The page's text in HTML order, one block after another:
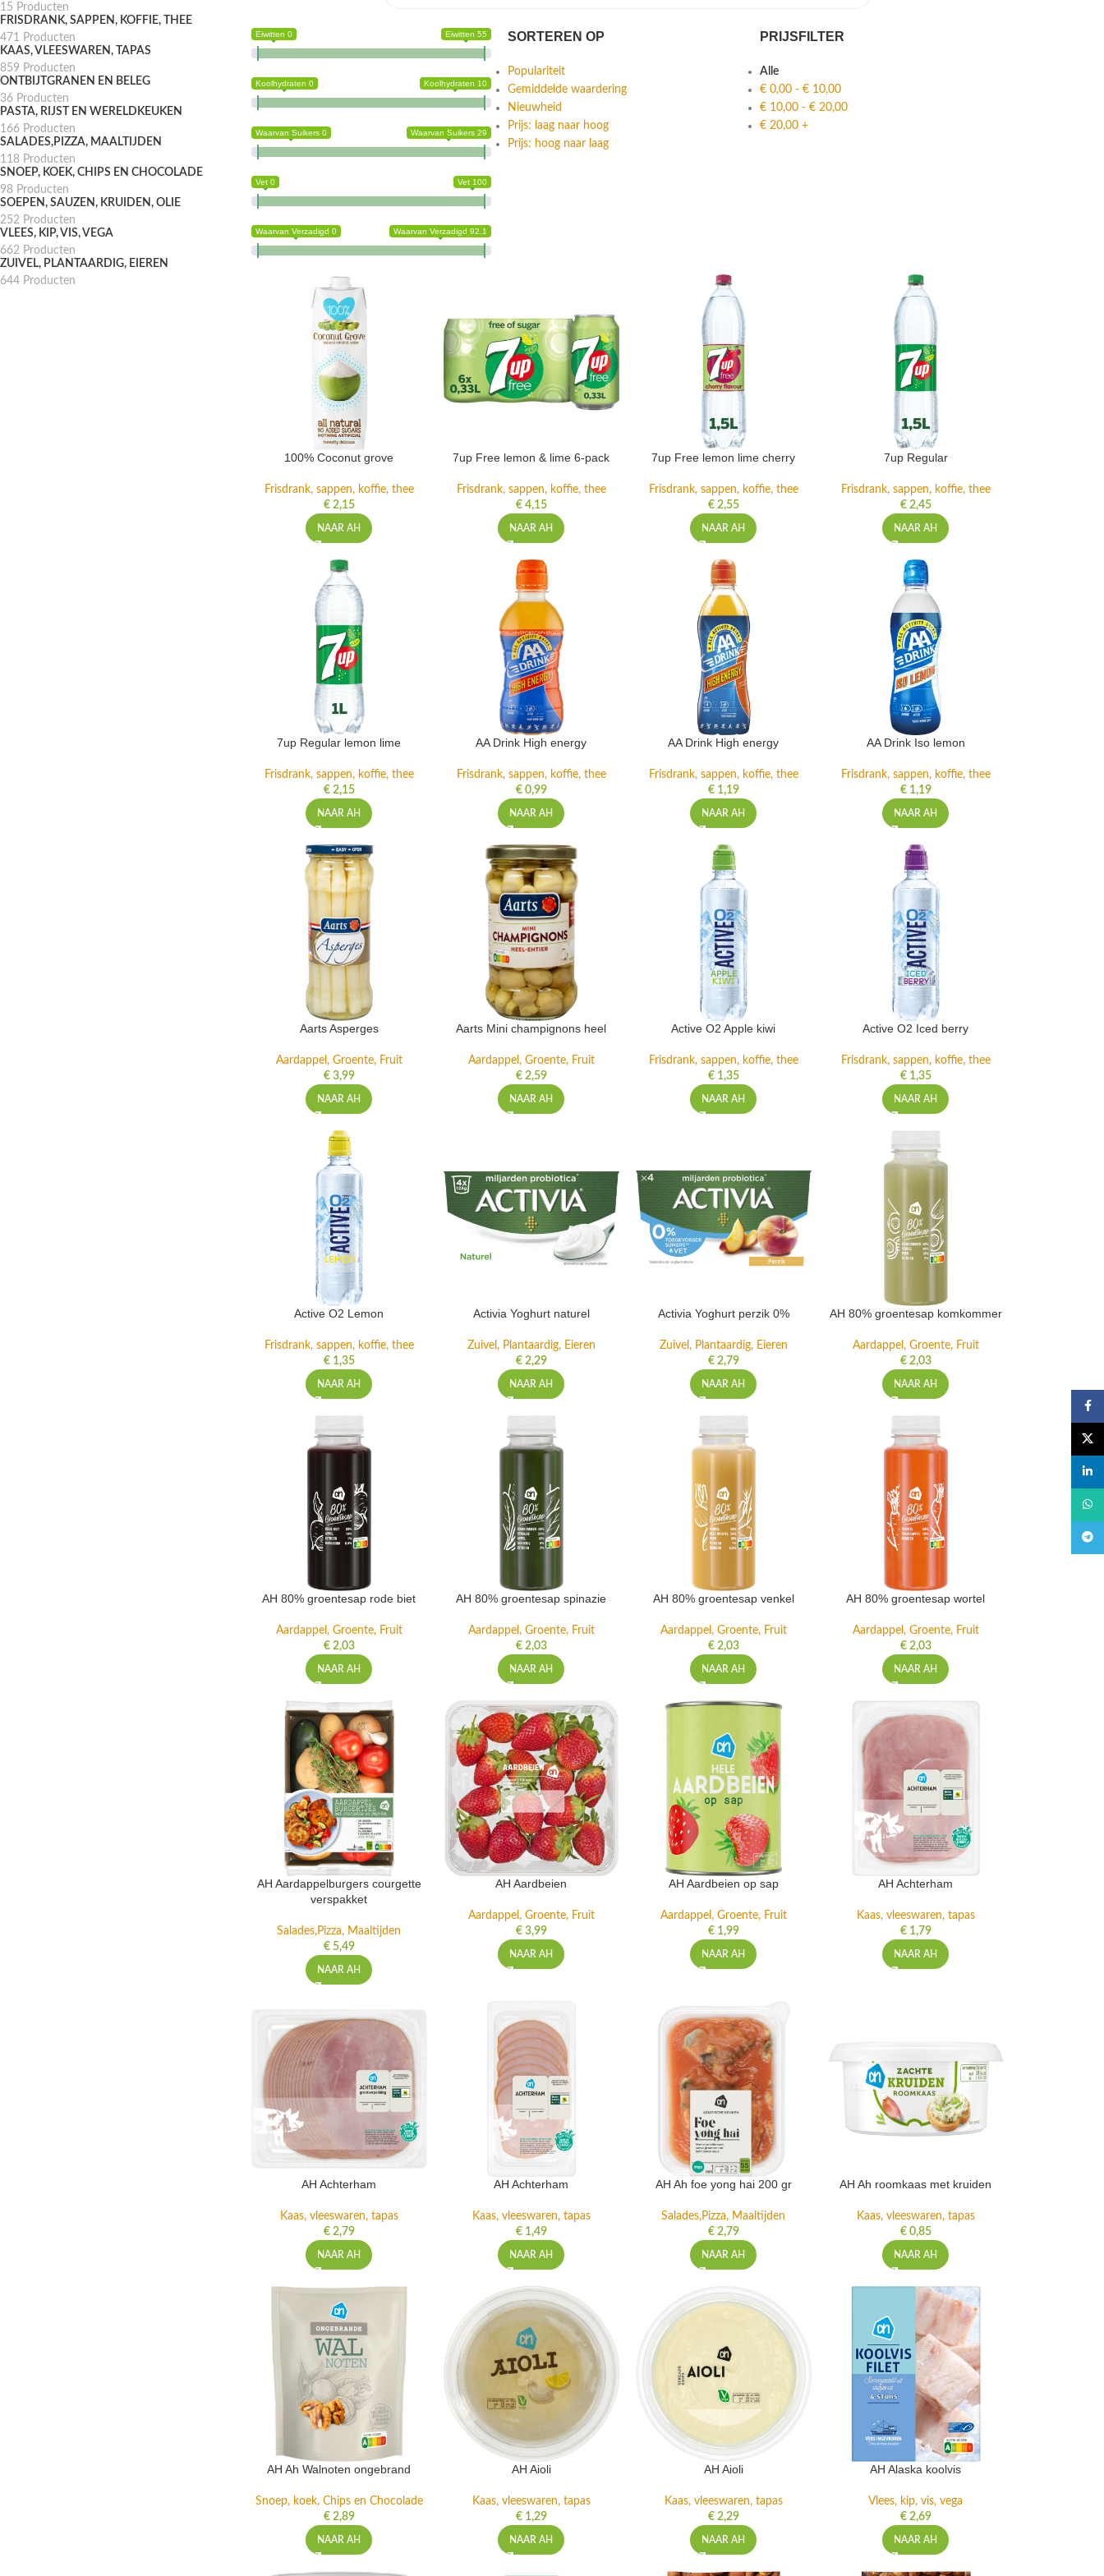
15 Producten
FRISDRANK, SAPPEN, KOFFIE, THEE
471 Producten
KAAS, VLEESWAREN, TAPAS
859 Producten
ONTBIJTGRANEN EN BELEG
36 Producten
PASTA, RIJST EN WERELDKEUKEN
166 Producten
SALADES,PIZZA, MAALTIJDEN
118 Producten
SNOEP, KOEK, CHIPS EN CHOCOLADE
98 Producten
SOEPEN, SAUZEN, KRUIDEN, OLIE
252 Producten
VLEES, KIP, VIS, VEGA
662 Producten
ZUIVEL, PLANTAARDIG, EIEREN
644 Producten
Eiwitten 0 Eiwitten 55
Koolhydraten 0 Koolhydraten 10
Waarvan Suikers 0 Waarvan Suikers 29
Vet 0 Vet 100
Waarvan Verzadigd 0 Waarvan Verzadigd 92.1
SORTEREN OP
Populariteit
Gemiddelde waardering
Nieuwheid
Prijs: laag naar hoog
Prijs: hoog naar laag
PRIJSFILTER
Alle
€0,00- €10,00
€10,00- €20,00
€20,00+
100% Coconut grove
Frisdrank, sappen, koffie, thee
€2,15
NAAR AH
7up Free lemon & lime 6-pack
Frisdrank, sappen, koffie, thee
€4,15
NAAR AH
7up Free lemon lime cherry
Frisdrank, sappen, koffie, thee
€2,55
NAAR AH
7up Regular
Frisdrank, sappen, koffie, thee
€2,45
NAAR AH
7up Regular lemon lime
Frisdrank, sappen, koffie, thee
€2,15
NAAR AH
AA Drink High energy
Frisdrank, sappen, koffie, thee
€0,99
NAAR AH
AA Drink High energy
Frisdrank, sappen, koffie, thee
€1,19
NAAR AH
AA Drink Iso lemon
Frisdrank, sappen, koffie, thee
€1,19
NAAR AH
Aarts Asperges
Aardappel, Groente, Fruit
€3,99
NAAR AH
Aarts Mini champignons heel
Aardappel, Groente, Fruit
€2,59
NAAR AH
Active O2 Apple kiwi
Frisdrank, sappen, koffie, thee
€1,35
NAAR AH
Active O2 Iced berry
Frisdrank, sappen, koffie, thee
€1,35
NAAR AH
Active O2 Lemon
Frisdrank, sappen, koffie, thee
€1,35
NAAR AH
Activia Yoghurt naturel
Zuivel, Plantaardig, Eieren
€2,29
NAAR AH
Activia Yoghurt perzik 0%
Zuivel, Plantaardig, Eieren
€2,79
NAAR AH
AH 80% groentesap komkommer
Aardappel, Groente, Fruit
€2,03
NAAR AH
AH 80% groentesap rode biet
Aardappel, Groente, Fruit
€2,03
NAAR AH
AH 80% groentesap spinazie
Aardappel, Groente, Fruit
€2,03
NAAR AH
AH 80% groentesap venkel
Aardappel, Groente, Fruit
€2,03
NAAR AH
AH 80% groentesap wortel
Aardappel, Groente, Fruit
€2,03
NAAR AH
AH Aardappelburgers courgette
verspakket
Salades,Pizza, Maaltijden
€5,49
NAAR AH
AH Aardbeien
Aardappel, Groente, Fruit
€3,99
NAAR AH
AH Aardbeien op sap
Aardappel, Groente, Fruit
€1,99
NAAR AH
AH Achterham
Kaas, vleeswaren, tapas
€1,79
NAAR AH
AH Achterham
Kaas, vleeswaren, tapas
€2,79
NAAR AH
AH Achterham
Kaas, vleeswaren, tapas
€1,49
NAAR AH
AH Ah foe yong hai 200 gr
Salades,Pizza, Maaltijden
€2,79
NAAR AH
AH Ah roomkaas met kruiden
Kaas, vleeswaren, tapas
€0,85
NAAR AH
AH Ah Walnoten ongebrand
Snoep, koek, Chips en Chocolade
€2,89
NAAR AH
AH Aioli
Kaas, vleeswaren, tapas
€1,29
NAAR AH
AH Aioli
Kaas, vleeswaren, tapas
€2,29
NAAR AH
AH Alaska koolvis
Vlees, kip, vis, vega
€2,69
NAAR AH